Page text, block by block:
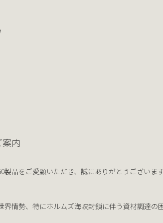
のご案内
製品をご愛顧いただき、誠にありがとうございます
界情勢、特にホルムズ海峡封鎖に伴う資材調達の